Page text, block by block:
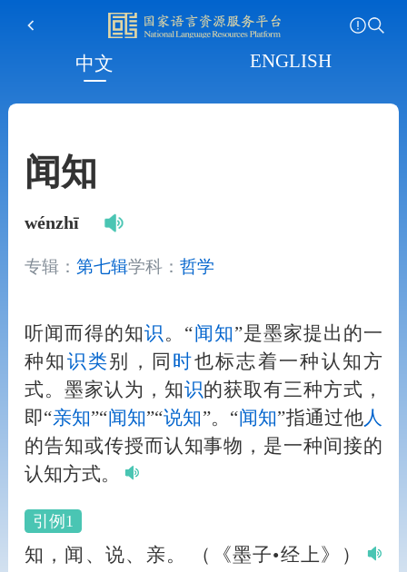
中文 ENGLISH
闻知
wénzhī
专辑： 第七辑学科： 哲学
听闻而得的知识 。“闻知”是墨家提出的一
种知 识 类别，同 时也标志着一种认知方
式。墨家认为，知识的获取有三种方式，
即“亲知”“闻知”“说知”。“闻知”指通过他人
的告知或传授而认知事物，是一种间接的
认知方式。
引例1
知，闻、说、亲。
（《墨子•经上》）